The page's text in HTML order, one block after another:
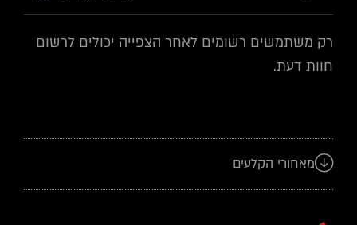
דורג4
רק משתמשים רשומים לאחר הצפייה יכולים לרשום
חוות דעת.
מאחורי הקלעים